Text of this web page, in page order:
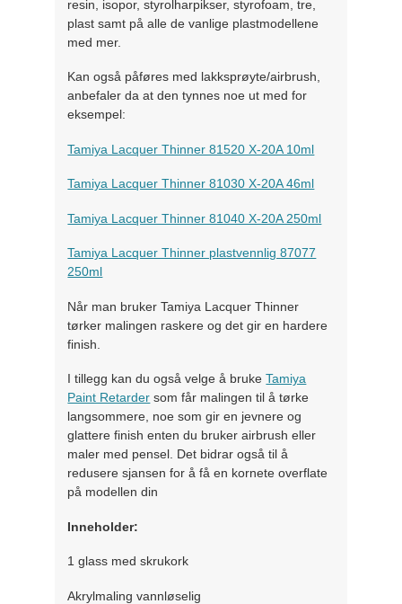
resin, isopor, styrolharpikser, styrofoam, tre,
plast samt på alle de vanlige plastmodellene
med mer.
Kan også påføres med lakksprøyte/airbrush,
anbefaler da at den tynnes noe ut med for
eksempel:
Tamiya Lacquer Thinner 81520 X-20A 10ml
Tamiya Lacquer Thinner 81030 X-20A 46ml
Tamiya Lacquer Thinner 81040 X-20A 250ml
Tamiya Lacquer Thinner plastvennlig 87077
250ml
Når man bruker Tamiya Lacquer Thinner
tørker malingen raskere og det gir en hardere
finish.
I tillegg kan du også velge å brukeTamiya
Paint Retarder som får malingen til å tørke
langsommere, noe som gir en jevnere og
glattere finish enten du bruker airbrush eller
maler med pensel. Det bidrar også til å
redusere sjansen for å få en kornete overflate
på modellen din
Inneholder:
1 glass med skrukork
Akrylmaling vannløselig